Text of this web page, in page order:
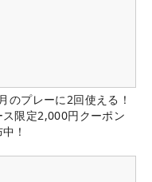
のプレーに2回使える！
ス限定2,000円クーポン
！